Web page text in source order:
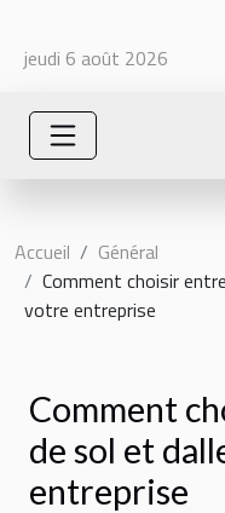
jeudi 6 août 2026
Accueil
Général
Comment choisir
votre entreprise
Comment
de sol et
entreprise